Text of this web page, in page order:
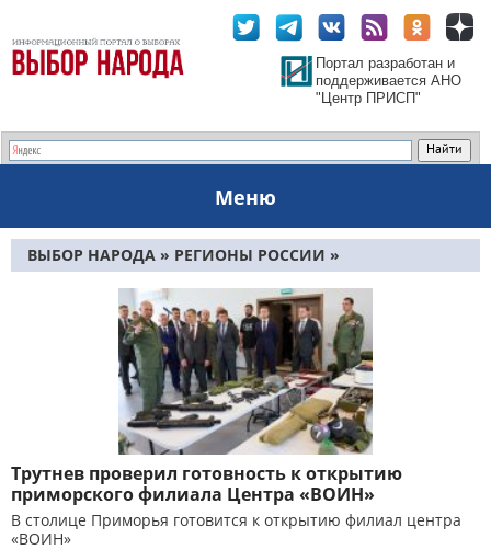
Портал разработан и
поддерживается АНО
"Центр ПРИСП"
Меню
ВЫБОР НАРОДА » РЕГИОНЫ РОССИИ »
ДАЛЬНЕВОСТОЧНЫЙ ФО»ПРИМОРСКИЙ КРАЙ
СТРАНИЦА 5
Трутнев проверил готовность к открытию
приморского филиала Центра «ВОИН»
В столице Приморья готовится к открытию филиал центра
«ВОИН»